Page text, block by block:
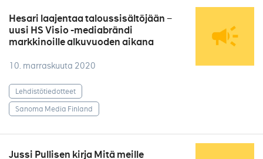
Hesari laajentaa taloussisältöjään −
uusi HS Visio -mediabrändi
markkinoille alkuvuoden aikana
10. marraskuuta 2020
Lehdistötiedotteet
Sanoma Media Finland
Jussi Pullisen kirja Mitä meille